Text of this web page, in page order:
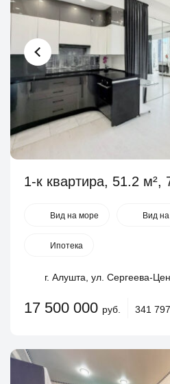
1-к квартира, 51.2 м²,
Вид на море Вид
Ипотека
г. Алушта, ул. Сергеева-
17 500 000 руб. 341